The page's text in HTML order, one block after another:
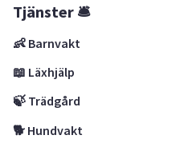
Tjänster 🛎
👶 Barnvakt
📖 Läxhjälp
🍃 Trädgård
🐕 Hundvakt